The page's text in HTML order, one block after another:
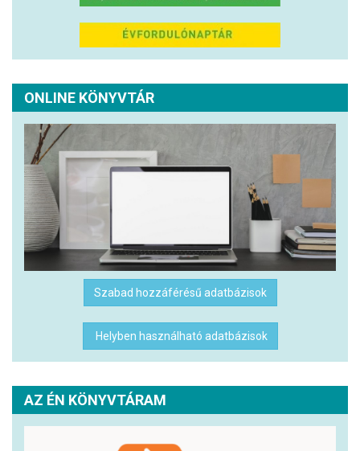
ONLINE KÖNYVTÁR
Szabad hozzáférésű adatbázisok
Helyben használható adatbázisok
AZ ÉN KÖNYVTÁRAM